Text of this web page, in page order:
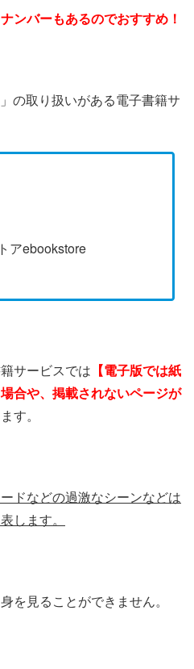
ンバーもあるのでおすすめ！
の取り扱いがある電子書籍サ
アebookstore
サービスでは 【電子版では紙
合や、掲載されないページが
す。
ドなどの過激なシーンなどは
します。
を見ることができません。